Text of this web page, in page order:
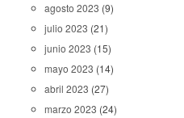
agosto 2023 (9)
julio 2023 (21)
junio 2023 (15)
mayo 2023 (14)
abril 2023 (27)
marzo 2023 (24)